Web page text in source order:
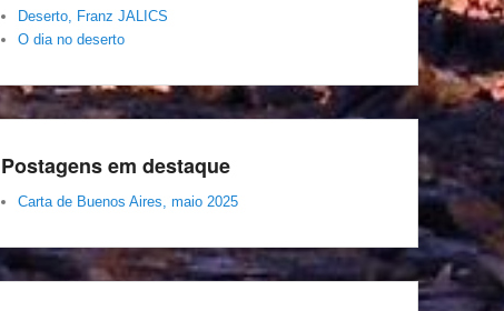
Deserto, Franz JALICS
O dia no deserto
Postagens em destaque
Carta de Buenos Aires, maio 2025